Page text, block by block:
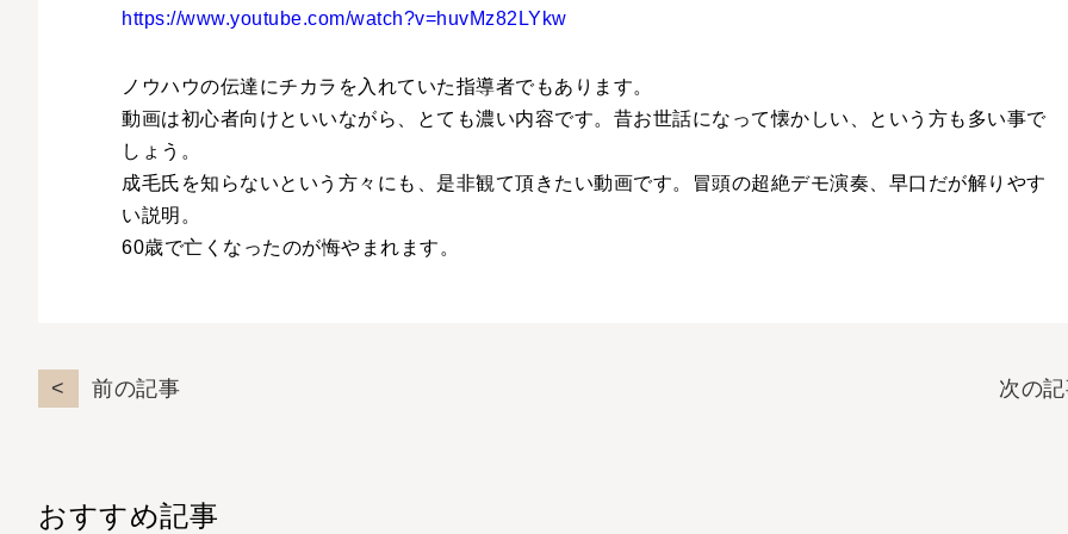
https://www.youtube.com/watch?v=huvMz82LYkw
ノウハウの伝達にチカラを入れていた指導者でもあります。
動画は初心者向けといいながら、とても濃い内容です。昔お世話になって懐かしい、という方も多い事で
しょう。
成毛氏を知らないという方々にも、是非観て頂きたい動画です。冒頭の超絶デモ演奏、早口だが解りやす
い説明。
60歳で亡くなったのが悔やまれます。
前の記事 次の
おすすめ記事